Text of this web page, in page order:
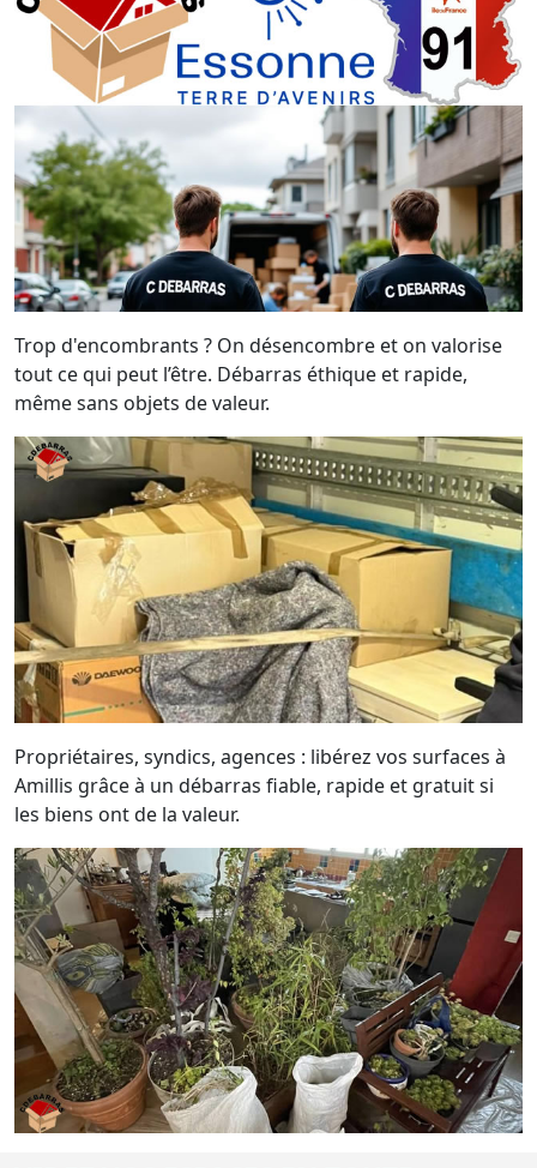
Trop d'encombrants ? On désencombre et on valorise
tout ce qui peut l’être. Débarras éthique et rapide,
même sans objets de valeur.
Propriétaires, syndics, agences : libérez vos surfaces à
Amillis grâce à un débarras fiable, rapide et gratuit si
les biens ont de la valeur.